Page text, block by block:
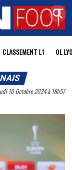
CLASSEMENT L1 OL
10 Octobre 2024 à 18h57